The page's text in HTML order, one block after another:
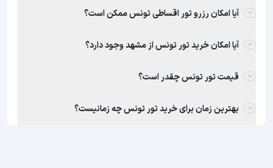
آیا امکان رزرو تور اقساطی تونس ممکن است؟
آیا امکان خرید تور تونس از مشهد وجود دارد؟
قیمت تور تونس چقدر است؟
بهترین زمان برای خرید تور تونس چه زمانیست؟